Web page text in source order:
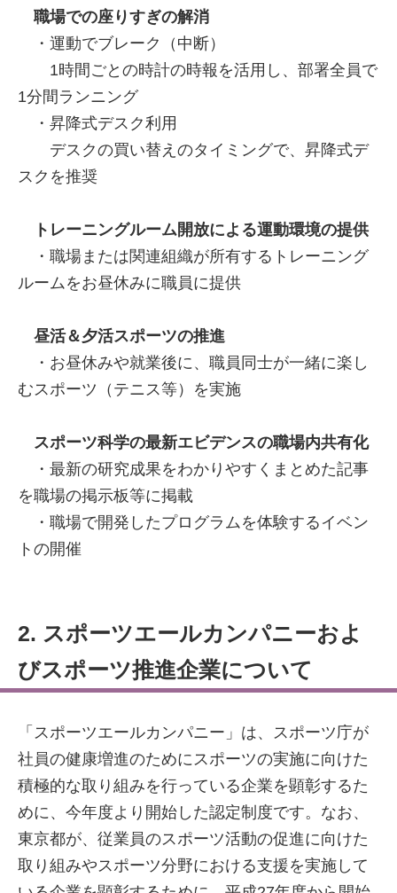
職場での座りすぎの解消
・運動でブレーク（中断）
1時間ごとの時計の時報を活用し、部署全員で
1分間ランニング
・昇降式デスク利用
デスクの買い替えのタイミングで、昇降式デ
スクを推奨
トレーニングルーム開放による運動環境の提供
・職場または関連組織が所有するトレーニング
ルームをお昼休みに職員に提供
昼活＆夕活スポーツの推進
・お昼休みや就業後に、職員同士が一緒に楽し
むスポーツ（テニス等）を実施
スポーツ科学の最新エビデンスの職場内共有化
・最新の研究成果をわかりやすくまとめた記事
を職場の掲示板等に掲載
・職場で開発したプログラムを体験するイベン
トの開催
2. スポーツエールカンパニーおよ
びスポーツ推進企業について
「スポーツエールカンパニー」は、スポーツ庁が
社員の健康増進のためにスポーツの実施に向けた
積極的な取り組みを行っている企業を顕彰するた
めに、今年度より開始した認定制度です。なお、
東京都が、従業員のスポーツ活動の促進に向けた
取り組みやスポーツ分野における支援を実施して